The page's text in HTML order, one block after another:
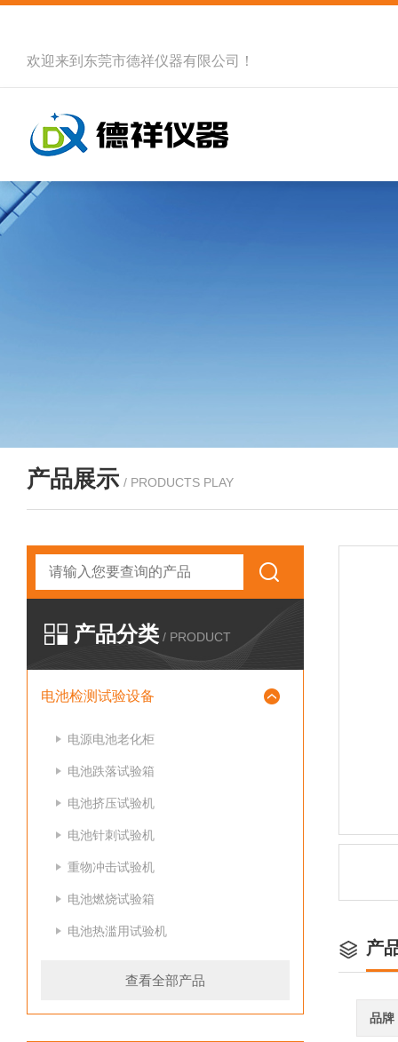
欢迎来到 东莞市德祥仪器有限公司 ！
产品展示 / PRODUCTS PLAY
产品分类 / PRODUCT
电池检测试验设备
电源电池老化柜
电池跌落试验箱
电池挤压试验机
电池针刺试验机
重物冲击试验机
电池燃烧试验箱
电池热滥用试验机
查看全部产品
产
品牌